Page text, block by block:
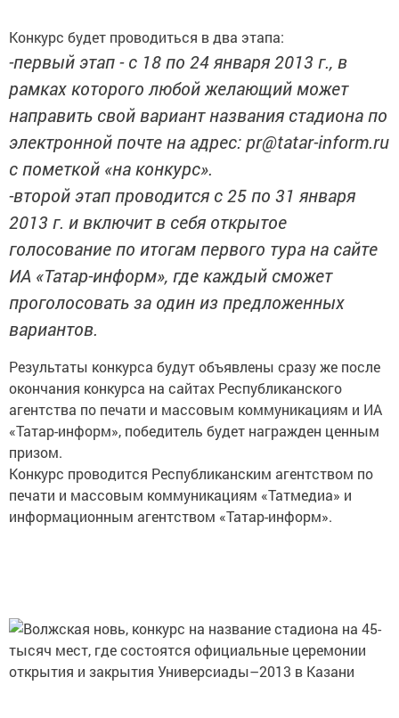
Конкурс будет проводиться в два этапа:
-первый этап - с 18 по 24 января 2013 г., в
рамках которого любой желающий может
направить свой вариант названия стадиона по
электронной почте на адрес: pr@tatar-inform.ru
с пометкой «на конкурс».
-второй этап проводится с 25 по 31 января
2013 г. и включит в себя открытое
голосование по итогам первого тура на сайте
ИА «Татар-информ», где каждый сможет
проголосовать за один из предложенных
вариантов.
Результаты конкурса будут объявлены сразу же после
окончания конкурса на сайтах Республиканского
агентства по печати и массовым коммуникациям и ИА
«Татар-информ», победитель будет награжден ценным
призом.
Конкурс проводится Республиканским агентством по
печати и массовым коммуникациям «Татмедиа» и
информационным агентством «Татар-информ».